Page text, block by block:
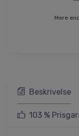
Mere
Beskrivelse
103 %